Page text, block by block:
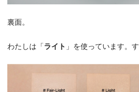
裏面。
わたしは「 ライト 」を使っています。